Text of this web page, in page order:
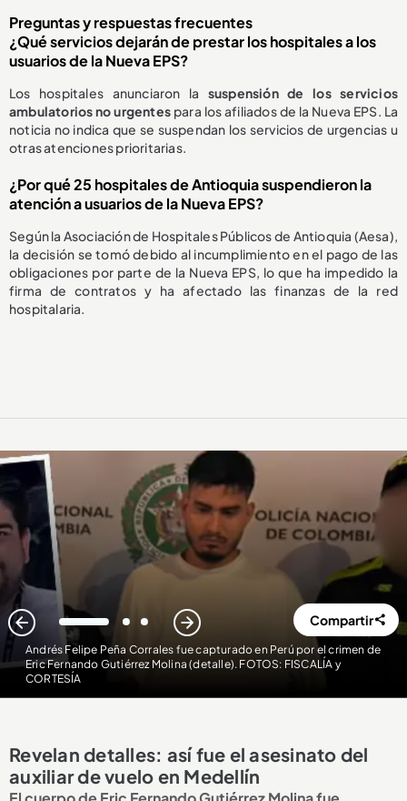
Preguntas y respuestas frecuentes
¿Qué servicios dejarán de prestar los hospitales a los
usuarios de la Nueva EPS?
Los hospitales anunciaron la suspensión de los servicios
ambulatorios no urgentes para los afiliados de la Nueva EPS. La
noticia no indica que se suspendan los servicios de urgencias u
otras atenciones prioritarias.
¿Por qué 25 hospitales de Antioquia suspendieron la
atención a usuarios de la Nueva EPS?
Según la Asociación de Hospitales Públicos de Antioquia (Aesa),
la decisión se tomó debido al incumplimiento en el pago de las
obligaciones por parte de la Nueva EPS, lo que ha impedido la
firma de contratos y ha afectado las finanzas de la red
hospitalaria.
Andrés Felipe Peña Corrales fue capturado en Perú por el crimen de
Eric Fernando Gutiérrez Molina (detalle). FOTOS: FISCALÍA y
CORTESÍA
1 2 3 Compartir
Revelan detalles: así fue el asesinato del
auxiliar de vuelo en Medellín